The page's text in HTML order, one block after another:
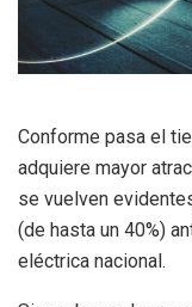
Conforme pasa el
adquiere mayor
se vuelven
(de hasta un 40%)
eléctrica nacional.